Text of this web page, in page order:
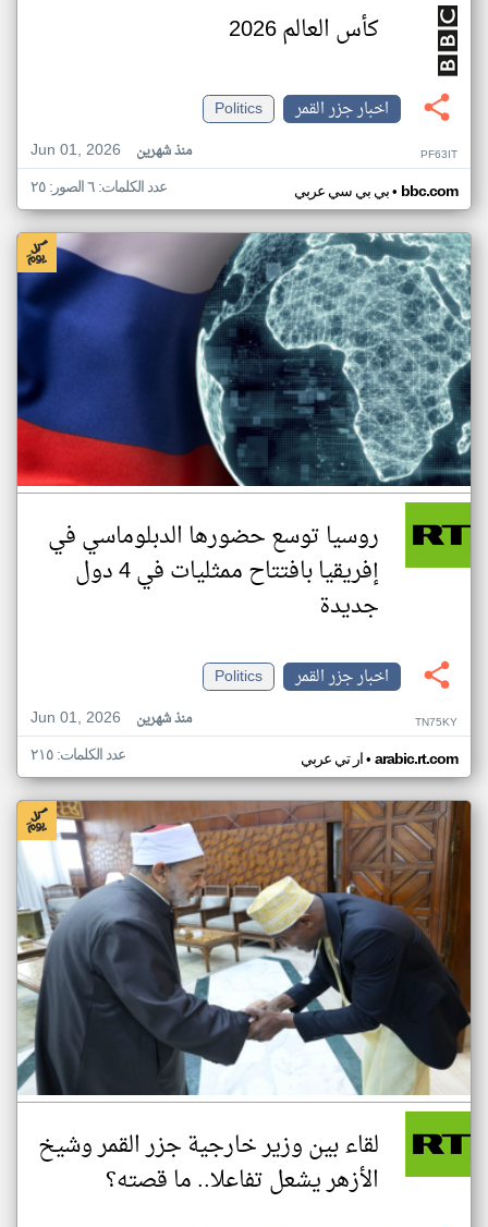
كأس العالم 2026
اخبار جزر القمر
Politics
Jun 01, 2026
منذ شهرين PF63IT
بي بي سي عربي• bbc.com عدد الكلمات: ٦ الصور: ٢٥
روسيا توسع حضورها الدبلوماسي في
إفريقيا بافتتاح ممثليات في 4 دول
جديدة
اخبار جزر القمر
Politics
Jun 01, 2026
منذ شهرين TN75KY
ار تي عربي• arabic.rt.com عدد الكلمات: ٢١٥
لقاء بين وزير خارجية جزر القمر وشيخ
الأزهر يشعل تفاعلا.. ما قصته؟